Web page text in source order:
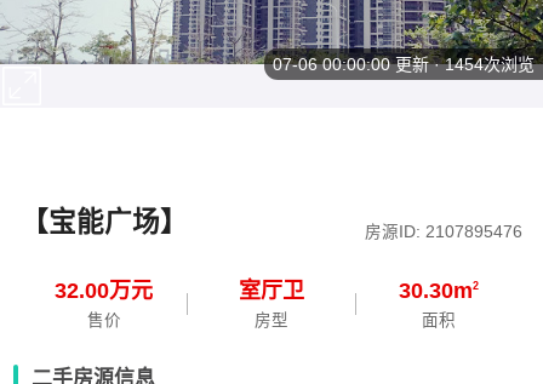
【宝能广场】 房源ID: 2107895476
32.00万元
售价
室厅卫
房型
30.30m2
面积
07-06 00:00:00更新 · 1454次浏览
二手房源信息